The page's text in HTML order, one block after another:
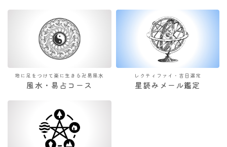
地に足をつけて楽に生きる卍易風水
風水・易占コース
レクティファイ・吉日選定
星読みメール鑑定